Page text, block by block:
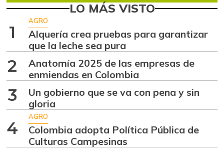
LO MÁS VISTO
1
AGRO
Alquería crea pruebas para garantizar
que la leche sea pura
2
Anatomía 2025 de las empresas de
enmiendas en Colombia
3
Un gobierno que se va con pena y sin
gloria
4
AGRO
Colombia adopta Política Pública de
Culturas Campesinas